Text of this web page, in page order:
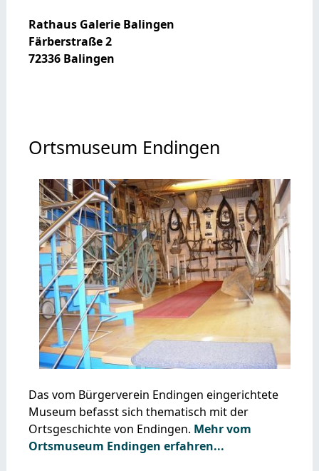
Rathaus Galerie Balingen
Färberstraße 2
72336 Balingen
Ortsmuseum Endingen
Das vom Bürgerverein Endingen eingerichtete
Museum befasst sich thematisch mit der
Ortsgeschichte von Endingen. Mehr vom
Ortsmuseum Endingen erfahren...